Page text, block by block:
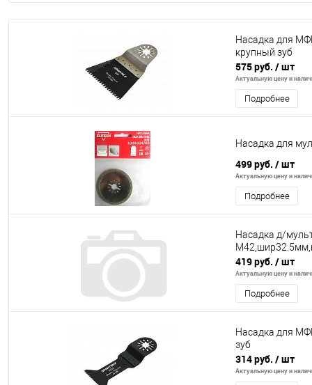
Насадка для
крупный зуб
575 руб. / шт
Актуальную цену и
Подробнее
Насадка для
499 руб. / шт
Актуальную цену и
Подробнее
Насадка д/
419 руб. / шт
Актуальную цену и
Подробнее
Насадка для
зуб
314 руб. / шт
Актуальную цену и